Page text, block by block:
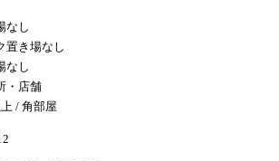
なし
置き場なし
なし
・店舗
/ 角部屋